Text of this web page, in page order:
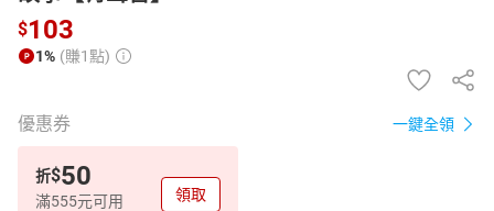
$103
1% (賺1點)
優惠券 一鍵全領
折$50
滿555元可用 領取